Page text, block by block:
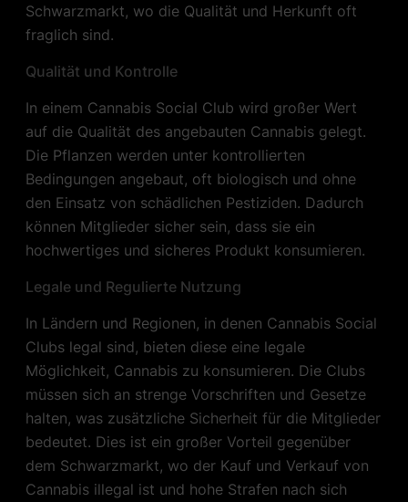
Schwarzmarkt, wo die Qualität und Herkunft oft
fraglich sind.
Qualität und Kontrolle
In einem Cannabis Social Club wird großer Wert
auf die Qualität des angebauten Cannabis gelegt.
Die Pflanzen werden unter kontrollierten
Bedingungen angebaut, oft biologisch und ohne
den Einsatz von schädlichen Pestiziden. Dadurch
können Mitglieder sicher sein, dass sie ein
hochwertiges und sicheres Produkt konsumieren.
Legale und Regulierte Nutzung
In Ländern und Regionen, in denen Cannabis Social
Clubs legal sind, bieten diese eine legale
Möglichkeit, Cannabis zu konsumieren. Die Clubs
müssen sich an strenge Vorschriften und Gesetze
halten, was zusätzliche Sicherheit für die Mitglieder
bedeutet. Dies ist ein großer Vorteil gegenüber
dem Schwarzmarkt, wo der Kauf und Verkauf von
Cannabis illegal ist und hohe Strafen nach sich